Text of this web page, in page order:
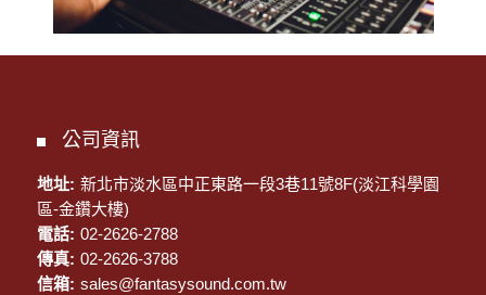
公司資訊
地址: 新北市淡水區中正東路一段3巷11號8F(淡江科學園
區-金鑽大樓)
電話: 02-2626-2788
傳真: 02-2626-3788
信箱: sales@fantasysound.com.tw